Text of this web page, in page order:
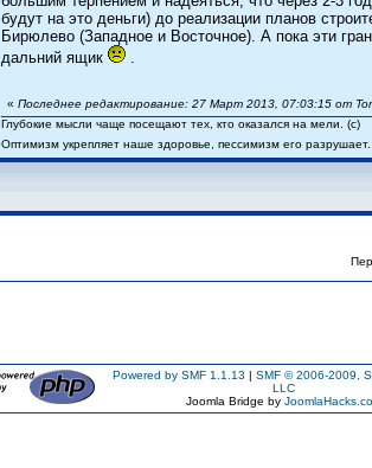
будут на это деньги) до реализации планов
Бирюлево (Западное и Восточное). А пока эти
дальний ящик
.
« Последнее редактирование: 27 Март 2013, 07:03:15 от
Глубокие мысли чаще посещают тех, кто оказался на мели. (c)
Оптимизм укрепляет наше здоровье, пессимизм его
Powered by SMF 1.1.13 | SMF © 2006-2009,
LLC
Joomla Bridge by